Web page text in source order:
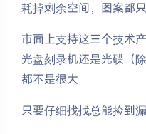
耗掉剩余空间，图案都
市面上支持这三个技术
光盘刻录机还是光碟（
都不是很大
只要仔细找找总能捡到